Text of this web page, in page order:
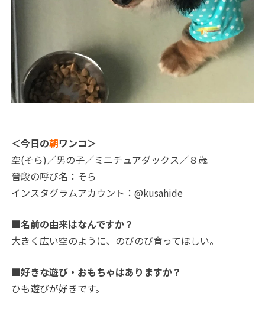
＜今日の朝ワンコ＞
空(そら)／男の子／ミニチュアダックス／８歳
普段の呼び名：そら
インスタグラムアカウント：@kusahide
■名前の由来はなんですか？
大きく広い空のように、のびのび育ってほしい。
■好きな遊び・おもちゃはありますか？
ひも遊びが好きです。